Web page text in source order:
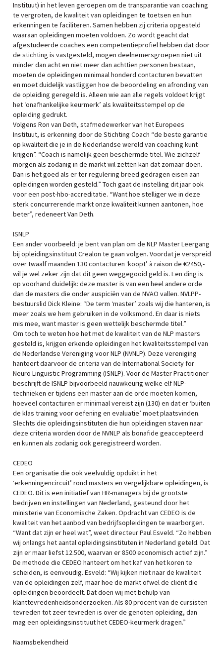
Instituut) in het leven geroepen om de transparantie van coaching
te vergroten, de kwaliteit van opleidingen te toetsen en hun
erkenningen te faciliteren. Samen hebben zij criteria opgesteld
waaraan opleidingen moeten voldoen. Zo wordt geacht dat
afgestudeerde coaches een competentieprofiel hebben dat door
de stichting is vastgesteld, mogen deelnemersgroepen niet uit
minder dan acht en niet meer dan achttien personen bestaan,
moeten de opleidingen minimaal honderd contacturen bevatten
en moet duidelijk vastliggen hoe de beoordeling en afronding van
de opleiding geregeld is. Alleen wie aan alle regels voldoet krijgt
het ‘onafhankelijke keurmerk’ als kwaliteitsstempel op de
opleiding gedrukt.
Volgens Ron van Deth, stafmedewerker van het Europees
Instituut, is erkenning door de Stichting Coach “de beste garantie
op kwaliteit die je in de Nederlandse wereld van coaching kunt
krijgen”. “Coach is namelijk geen beschermde titel. Wie zichzelf
morgen als zodanig in de markt wil zetten kan dat zomaar doen.
Dan is het goed als er ter regulering breed gedragen eisen aan
opleidingen worden gesteld.” Toch gaat de instelling dit jaar ook
voor een post-hbo-accreditatie. “Want hoe stelliger we in deze
sterk concurrerende markt onze kwaliteit kunnen aantonen, hoe
beter”, redeneert Van Deth.
ISNLP
Een ander voorbeeld: je bent van plan om de NLP Master Leergang
bij opleidingsinstituut Crealon te gaan volgen. Voordat je verspreid
over twaalf maanden 130 contacturen ‘koopt’ à raison de €2450,-
wil je wel zeker zijn dat dit geen weggegooid geld is. Een ding is
op voorhand duidelijk: deze master is van een heel andere orde
dan de masters die onder auspiciën van de NVAO vallen. NVLPP-
bestuurslid Dick Kleine: “De term ‘master’ zoals wij die hanteren, is
meer zoals we hem gebruiken in de volksmond. En daar is niets
mis mee, want master is geen wettelijk beschermde titel.”
Om toch te weten hoe het met de kwaliteit van de NLP masters
gesteld is, krijgen erkende opleidingen het kwaliteitsstempel van
de Nederlandse Vereniging voor NLP (NVNLP). Deze vereniging
hanteert daarvoor de criteria van de International Society for
Neuro Linguistic Programming (ISNLP). Voor de Master Practitioner
beschrijft de ISNLP bijvoorbeeld nauwkeurig welke elf NLP-
technieken er tijdens een master aan de orde moeten komen,
hoeveel contacturen er minimaal vereist zijn (130) en dat er ‘buiten
de klas training voor oefening en evaluatie’ moet plaatsvinden.
Slechts die opleidingsinstituten die hun opleidingen staven naar
deze criteria worden door de NVNLP als bonafide geaccepteerd
en kunnen als zodanig ook geregistreerd worden.
CEDEO
Een organisatie die ook veelvuldig opduikt in het
‘erkenningencircuit’ rond masters en vergelijkbare opleidingen, is
CEDEO. Dit is een initiatief van HR-managers bij de grootste
bedrijven en instellingen van Nederland, gesteund door het
ministerie van Economische Zaken. Opdracht van CEDEO is de
kwaliteit van het aanbod van bedrijfsopleidingen te waarborgen.
“Want dat zijn er heel wat”, weet directeur Paul Esveld. “Zo hebben
wij onlangs het aantal opleidingsinstituten in Nederland geteld. Dat
zijn er maar liefst 12.500, waarvan er 8500 economisch actief zijn.”
De methode die CEDEO hanteert om het kaf van het koren te
scheiden, is eenvoudig. Esveld: “Wij kijken niet naar de kwaliteit
van de opleidingen zelf, maar hoe de markt ofwel de cliënt die
opleidingen beoordeelt. Dat doen wij met behulp van
klanttevredenheidsonderzoeken. Als 80 procent van de cursisten
tevreden tot zeer tevreden is over de genoten opleiding, dan
mag een opleidingsinstituut het CEDEO-keurmerk dragen.”
Naamsbekendheid